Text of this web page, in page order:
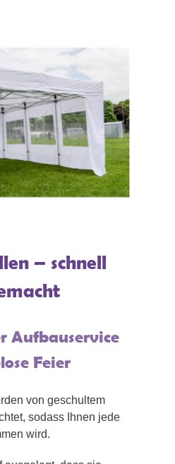
– schnell
Aufbauservice
Feier
von geschultem
sodass Ihnen jede
wird.